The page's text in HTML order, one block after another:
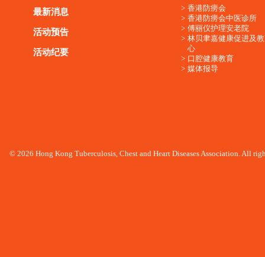
最新消息
活动预告
活动纪要
香港防痨会
香港防痨会中医诊所
傅丽仪护理安老院
林贝聿嘉健康促进及
心
口腔健康教育
媒体报导
© 2026 Hong Kong Tuberculosis, Chest and Heart Diseases Association. All